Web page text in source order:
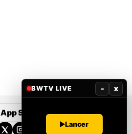
App Store Google Play
BWTV LIVE - x
Lancer